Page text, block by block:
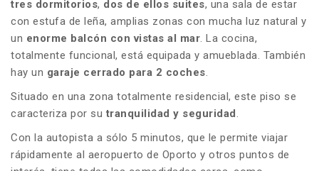
tres dormitorios, dos de ellos suites, una sala de estar
con estufa de leña, amplias zonas con mucha luz natural y
un enorme balcón con vistas al mar. La cocina,
totalmente funcional, está equipada y amueblada. También
hay un garaje cerrado para 2 coches.
Situado en una zona totalmente residencial, este piso se
caracteriza por su tranquilidad y seguridad .
Con la autopista a sólo 5 minutos, que le permite viajar
rápidamente al aeropuerto de Oporto y otros puntos de